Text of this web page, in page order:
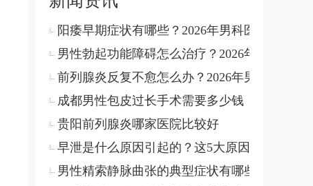
阳痿早期症状有哪些？2026年男科医生详解病
男性勃起功能障碍怎么治疗？2026年最新诊疗
前列腺炎反复不愈怎么办？2026年男科诊疗方
成都男性包皮过长手术需要多少钱
贵阳前列腺炎哪家医院比较好
早泄是什么原因引起的？这5大原因你需要了解
男性精索静脉曲张的典型症状有哪些